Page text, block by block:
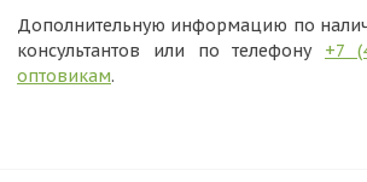
Дополнительную информацию по
консультантов или по телефону +7
оптовикам.